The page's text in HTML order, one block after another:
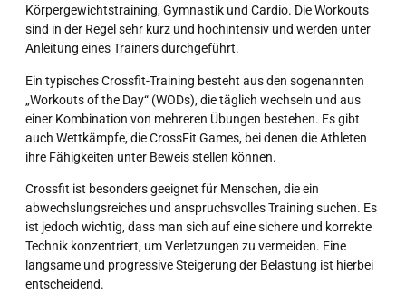
Körpergewichtstraining, Gymnastik und Cardio. Die Workouts
sind in der Regel sehr kurz und hochintensiv und werden unter
Anleitung eines Trainers durchgeführt.
Ein typisches Crossfit-Training besteht aus den sogenannten
„Workouts of the Day“ (WODs), die täglich wechseln und aus
einer Kombination von mehreren Übungen bestehen. Es gibt
auch Wettkämpfe, die CrossFit Games, bei denen die Athleten
ihre Fähigkeiten unter Beweis stellen können.
Crossfit ist besonders geeignet für Menschen, die ein
abwechslungsreiches und anspruchsvolles Training suchen. Es
ist jedoch wichtig, dass man sich auf eine sichere und korrekte
Technik konzentriert, um Verletzungen zu vermeiden. Eine
langsame und progressive Steigerung der Belastung ist hierbei
entscheidend.